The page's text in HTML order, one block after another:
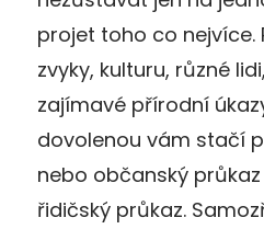
projet toho co nejvíce.
zvyky, kulturu, různé
zajímavé přírodní
dovolenou vám stačí
nebo občanský
řidičský průkaz.